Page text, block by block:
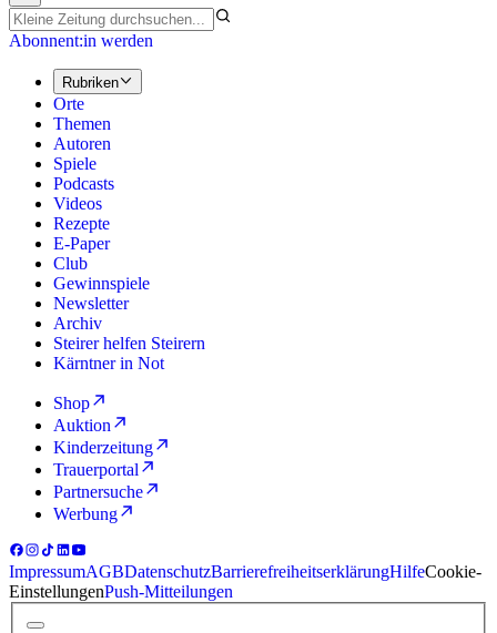
Abonnent:in werden
Rubriken
Orte
Themen
Autoren
Spiele
Podcasts
Videos
Rezepte
E-Paper
Club
Gewinnspiele
Newsletter
Archiv
Steirer helfen Steirern
Kärntner in Not
Shop
Auktion
Kinderzeitung
Trauerportal
Partnersuche
Werbung
ImpressumAGBDatenschutzBarrierefreiheitserklärungHilfeCookie-
EinstellungenPush-Mitteilungen